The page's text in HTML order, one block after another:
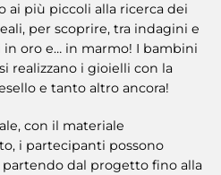
ai più piccoli alla ricerca dei
per scoprire, tra indagini e
oro e… in marmo! I bambini
realizzano i gioielli con la
e tanto altro ancora!
con il materiale
i partecipanti possono
dal progetto fino alla